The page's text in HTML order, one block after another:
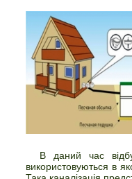
В даний час
використовуються в